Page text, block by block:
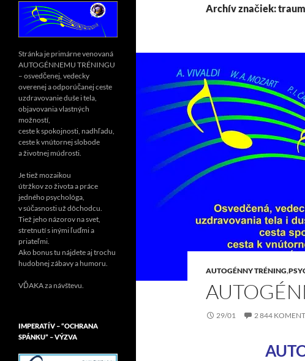
Archív značiek:
AUTOGÉNNY TRÉNING,
29/01 2 844
Stránka je primárne venovaná
AUTOGÉNNEMU TRÉNINGU
– osvedčenej, vedecky
overenej a odporúčanej ceste
uzdravovanie duše i tela,
objavovania vlastných
možností,
ceste k spokojnosti, nadhľadu,
ceste k vnútornej slobode
a životnej múdrosti.
Je tiež mozaikou
útržkov zo života a práce
jedného psychológa,
v súčasnosti už dôchodcu.
Tiež jeho názorov na svet,
stretnutí s inými ľuďmi a
priateľmi.
Ako bonus tu nájdete aj trochu
hudobnej zábavy a humoru.
VĎAKA za návštevu.
IMPERATÍV – “OCHRANA
SPÁNKU” – VÝZVA